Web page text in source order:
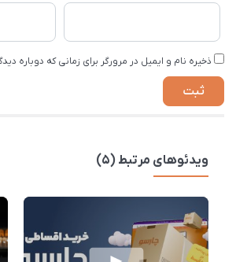
ذخیره نام و ایمیل در مرورگر برای زمانی که دوباره
ویدئوهای مرتبط (5)